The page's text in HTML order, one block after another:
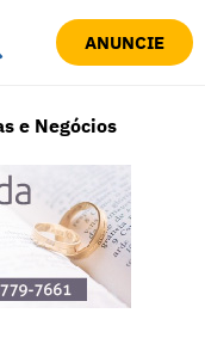
ANUNCIE
e Negócios